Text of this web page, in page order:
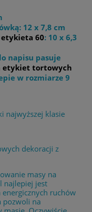
12 x 7,8 cm
60: 10 x 6,3
napisu pasuje
etykiet tortowych
w rozmiarze 9
najwyższej klasie
dekoracji z
masy na
najlepiej jest
energicznych ruchów
pozwoli na